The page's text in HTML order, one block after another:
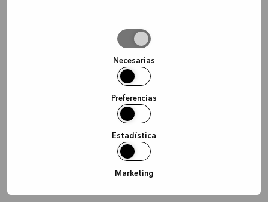
Necesarias
Preferencias
Estadística
Marketing